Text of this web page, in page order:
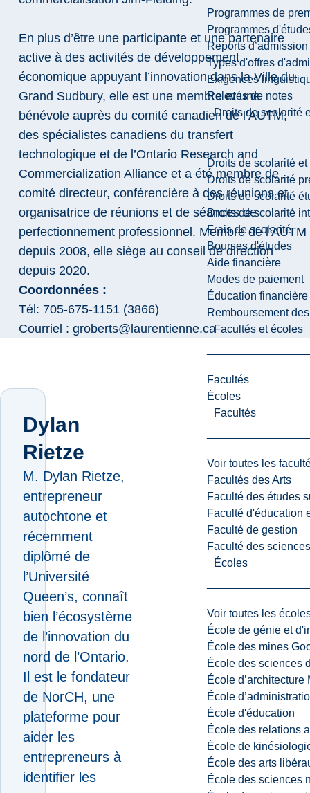
Programmes de
Programmes
Reports d’admission
Types d'offres
Exigences
Relevés de notes
Droits de scolarité
Droits de scolarité
Droits de scolarité
Droits de scolarité
Droits de scolarité
Frais de scolarité
Bourses d'études
Aide financière
Modes de paiement
Éducation financière
Remboursement
Facultés et écoles
Facultés
Écoles
Facultés
Voir toutes les
Facultés des Arts
Faculté des études
Faculté d'éducation
Faculté de gestion
Faculté des
Écoles
Voir toutes les
École de génie et
École des mines
École des sciences
École d’architecture
École
École d'éducation
École des relations
École de
École des arts
École des sciences
En plus d’être une participante et une partenaire
active à des activités de développement
économique appuyant l’innovation dans la Ville du
Grand Sudbury, elle est une membre et une
bénévole auprès du comité canadien de l’AUTM,
des spécialistes canadiens du transfert
technologique et de l’Ontario Research and
Commercialization Alliance et a été membre de
comité directeur, conférencière à des réunions et
organisatrice de réunions et de séances de
perfectionnement professionnel. Membre de l’AUTM
depuis 2008, elle siège au conseil de direction
depuis 2020.
Coordonnées :
Tél: 705-675-1151 (3866)
Courriel : groberts@laurentienne.ca
Dylan
Rietze
M. Dylan Rietze,
entrepreneur
autochtone et
récemment
diplômé de
l’Université
Queen’s, connaît
bien l’écosystème
de l’innovation du
nord de l’Ontario.
Il est le fondateur
de NorCH, une
plateforme pour
aider les
entrepreneurs à
identifier les